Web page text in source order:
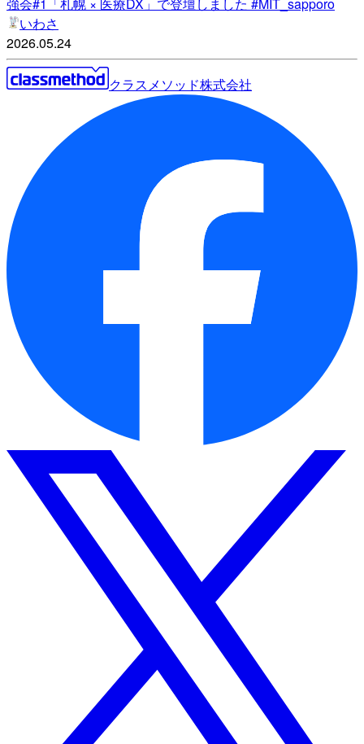
いわさ
2026.05.24
クラスメソッド株式会社